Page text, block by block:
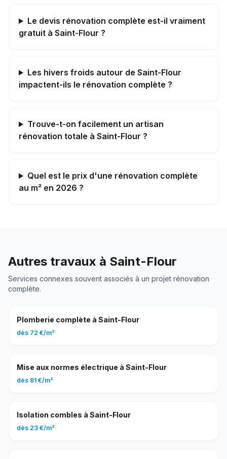
Le devis rénovation complète est-il vraiment
gratuit à Saint-Flour ?
Les hivers froids autour de Saint-Flour
impactent-ils le rénovation complète ?
Trouve-t-on facilement un artisan
rénovation totale à Saint-Flour ?
Quel est le prix d'une rénovation complète
au m² en 2026 ?
Autres travaux à Saint-Flour
Services connexes souvent associés à un projet rénovation
complète.
Plomberie complète à Saint-Flour
dès 72 €/m²
Mise aux normes électrique à Saint-Flour
dès 81 €/m²
Isolation combles à Saint-Flour
dès 23 €/m²